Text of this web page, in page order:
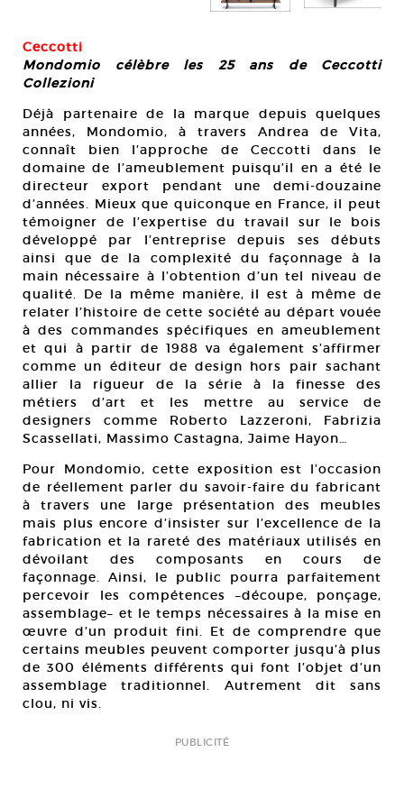
Ceccotti
Mondomio célèbre les 25 ans de Ceccotti
Collezioni
Déjà partenaire de la marque depuis quelques
années, Mondomio, à travers Andrea de Vita,
connaît bien l’approche de Ceccotti dans le
domaine de l’ameublement puisqu’il en a été le
directeur export pendant une demi-douzaine
d’années. Mieux que quiconque en France, il peut
témoigner de l’expertise du travail sur le bois
développé par l’entreprise depuis ses débuts
ainsi que de la complexité du façonnage à la
main nécessaire à l’obtention d’un tel niveau de
qualité. De la même manière, il est à même de
relater l’histoire de cette société au départ vouée
à des commandes spécifiques en ameublement
et qui à partir de 1988 va également s’affirmer
comme un éditeur de design hors pair sachant
allier la rigueur de la série à la finesse des
métiers d’art et les mettre au service de
designers comme Roberto Lazzeroni, Fabrizia
Scassellati, Massimo Castagna, Jaime Hayon…
Pour Mondomio, cette exposition est l’occasion
de réellement parler du savoir-faire du fabricant
à travers une large présentation des meubles
mais plus encore d’insister sur l’excellence de la
fabrication et la rareté des matériaux utilisés en
dévoilant des composants en cours de
façonnage. Ainsi, le public pourra parfaitement
percevoir les compétences –découpe, ponçage,
assemblage– et le temps nécessaires à la mise en
œuvre d’un produit fini. Et de comprendre que
certains meubles peuvent comporter jusqu’à plus
de 300 éléments différents qui font l’objet d’un
assemblage traditionnel. Autrement dit sans
clou, ni vis.
PUBLICITÉ